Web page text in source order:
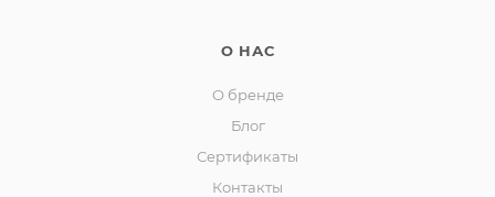
О НАС
О бренде
Блог
Сертификаты
Контакты